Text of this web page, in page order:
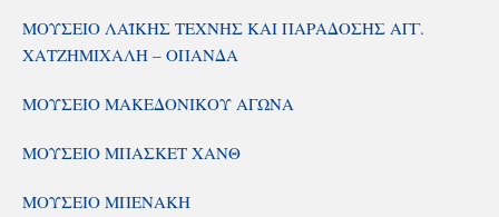
ΜΟΥΣΕΙΟ ΛΑΪΚΗΣ ΤΕΧΝΗΣ ΚΑΙ ΠΑΡΑΔΟΣΗΣ ΑΓΓ.
ΧΑΤΖΗΜΙΧΑΛΗ – ΟΠΑΝΔΑ
ΜΟΥΣΕΙΟ ΜΑΚΕΔΟΝΙΚΟΥ ΑΓΩΝΑ
ΜΟΥΣΕΙΟ ΜΠΑΣΚΕΤ ΧΑΝΘ
ΜΟΥΣΕΙΟ ΜΠΕΝΑΚΗ